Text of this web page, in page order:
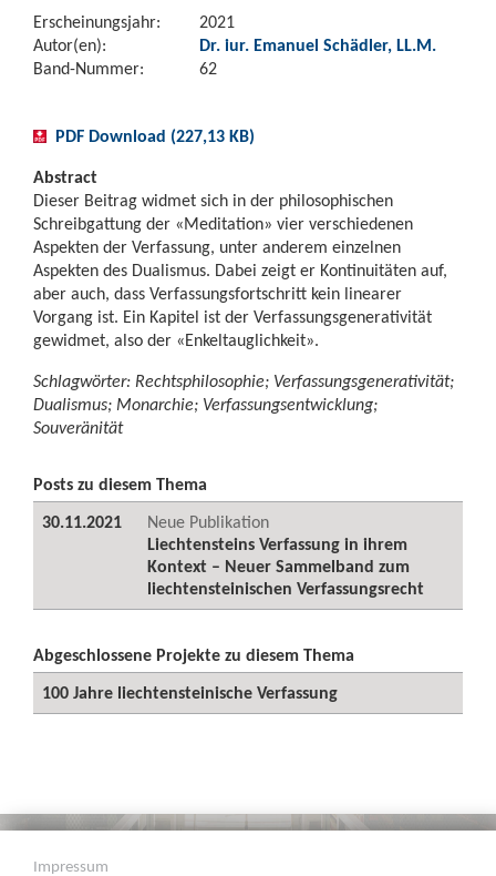
Erscheinungsjahr:
2021
Autor(en):
Dr. iur. Emanuel Schädler, LL.M.
Band-Nummer:
62
PDF Download (227,13 KB)
Abstract
Dieser Beitrag widmet sich in der philosophischen
Schreibgattung der «Meditation» vier verschiedenen
Aspekten der Verfassung, unter anderem einzelnen
Aspekten des Dualismus. Dabei zeigt er Kontinuitäten auf,
aber auch, dass Verfassungsfortschritt kein linearer
Vorgang ist. Ein Kapitel ist der Verfassungsgenerativität
gewidmet, also der «Enkeltauglichkeit».
Schlagwörter: Rechtsphilosophie; Verfassungsgenerativität;
Dualismus; Monarchie; Verfassungsentwicklung;
Souveränität
Posts zu diesem Thema
30.11.2021
Neue Publikation
Liechtensteins Verfassung in ihrem
Kontext – Neuer Sammelband zum
liechtensteinischen Verfassungsrecht
Abgeschlossene Projekte zu diesem Thema
100 Jahre liechtensteinische Verfassung
Impressum